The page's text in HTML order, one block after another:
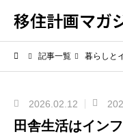
移住計画マガ
記事一覧 暮らしと
2026.02.12
田舎生活はイン